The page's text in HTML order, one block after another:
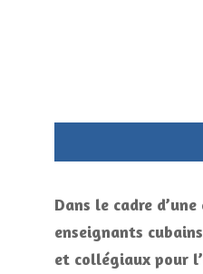
Dans le cadre
enseignants
et collégiaux pour